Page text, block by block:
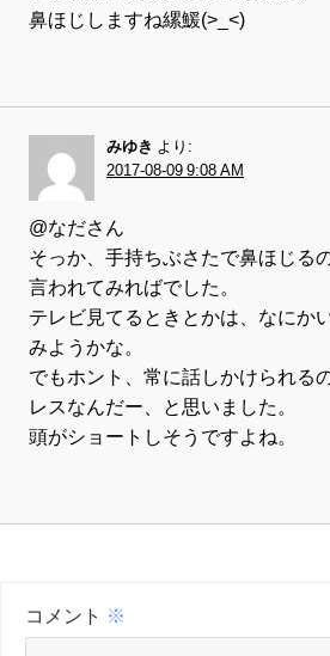
鼻ほじしますね縲鰀(>_<)
みゆき より:
2017-08-09 9:08 AM
@なださん
そっか、手持ちぶさたで鼻ほじるの
言われてみればでした。
テレビ見てるときとかは、なにか
みようかな。
でもホント、常に話しかけられる
レスなんだー、と思いました。
頭がショートしそうですよね。
コメント ※